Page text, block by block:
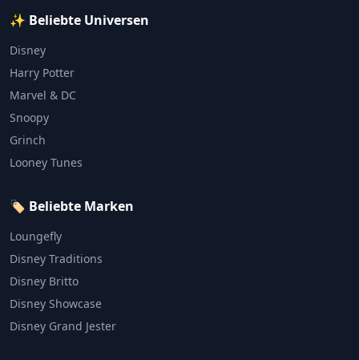
✨ Beliebte Universen
Disney
Harry Potter
Marvel & DC
Snoopy
Grinch
Looney Tunes
🏷️ Beliebte Marken
Loungefly
Disney Traditions
Disney Britto
Disney Showcase
Disney Grand Jester